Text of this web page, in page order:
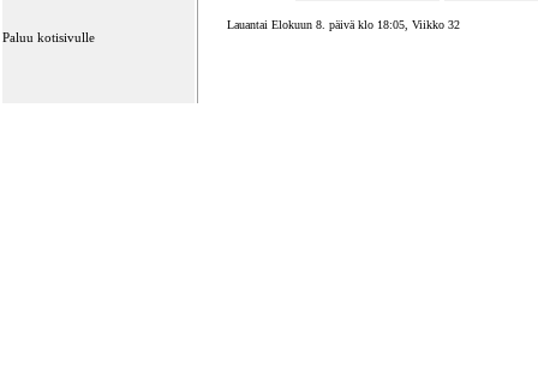
Paluu kotisivulle
Lauantai Elokuun 8. päivä klo 18:05, Viikko 32